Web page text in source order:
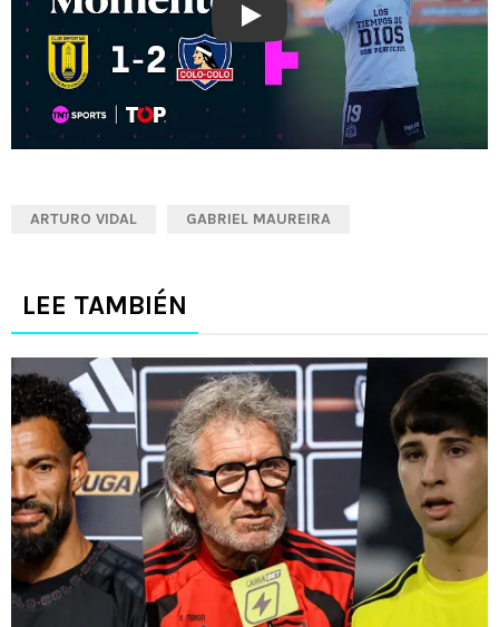
Play
ARTURO VIDAL GABRIEL MAUREIRA
LEE TAMBIÉN